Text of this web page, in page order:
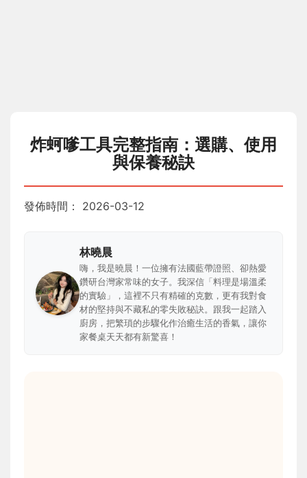
炸蚵嗲工具完整指南：選購、使用
與保養秘訣
發佈時間： 2026-03-12
林曉晨
嗨，我是曉晨！一位擁有法國藍帶證照、卻熱愛
鑽研台灣家常味的女子。我深信「料理是場溫柔
的實驗」，這裡不只有精確的克數，更有我對食
材的堅持與不藏私的零失敗秘訣。跟我一起踏入
廚房，把繁瑣的步驟化作治癒生活的香氣，讓你
家餐桌天天都有新驚喜！